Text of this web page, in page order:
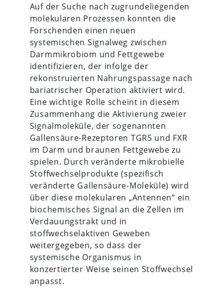
Auf der Suche nach zugrundeliegenden
molekularen Prozessen konnten die
Forschenden einen neuen
systemischen Signalweg zwischen
Darmmikrobiom und Fettgewebe
identifizieren, der infolge der
rekonstruierten Nahrungspassage nach
bariatrischer Operation aktiviert wird.
Eine wichtige Rolle scheint in diesem
Zusammenhang die Aktivierung zweier
Signalmoleküle, der sogenannten
Gallensäure-Rezeptoren TGR5 und FXR
im Darm und braunen Fettgewebe zu
spielen. Durch veränderte mikrobielle
Stoffwechselprodukte (spezifisch
veränderte Gallensäure-Moleküle) wird
über diese molekularen „Antennen“ ein
biochemisches Signal an die Zellen im
Verdauungstrakt und in
stoffwechselaktiven Geweben
weitergegeben, so dass der
systemische Organismus in
konzertierter Weise seinen Stoffwechsel
anpasst.